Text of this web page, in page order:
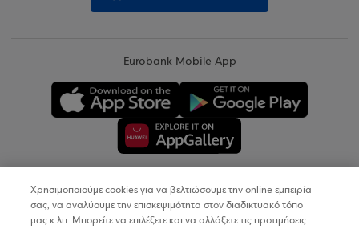
Eurobank Mobile App
Copyright © 2026
Χρησιμοποιούμε cookies για να βελτιώσουμε την online εμπειρία
σας, να αναλύουμε την επισκεψιμότητα στον διαδικτυακό τόπο
μας κ.λπ. Μπορείτε να επιλέξετε και να αλλάξετε τις προτιμήσεις